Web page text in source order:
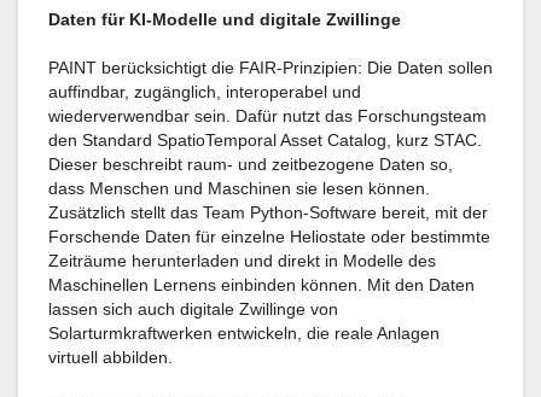
Daten für KI-Modelle und digitale Zwillinge
PAINT berücksichtigt die FAIR-Prinzipien: Die Daten sollen
auffindbar, zugänglich, interoperabel und
wiederverwendbar sein. Dafür nutzt das Forschungsteam
den Standard SpatioTemporal Asset Catalog, kurz STAC.
Dieser beschreibt raum- und zeitbezogene Daten so,
dass Menschen und Maschinen sie lesen können.
Zusätzlich stellt das Team Python-Software bereit, mit der
Forschende Daten für einzelne Heliostate oder bestimmte
Zeiträume herunterladen und direkt in Modelle des
Maschinellen Lernens einbinden können. Mit den Daten
lassen sich auch digitale Zwillinge von
Solarturmkraftwerken entwickeln, die reale Anlagen
virtuell abbilden.